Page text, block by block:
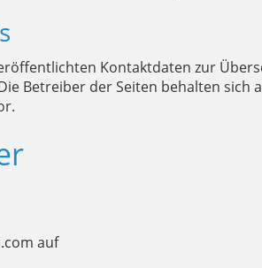
Kontaktdaten zur
Betreiber der Seiten behalten sich
auf